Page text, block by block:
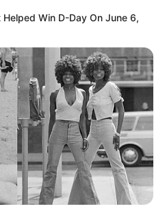
Win D-Day On June 6,